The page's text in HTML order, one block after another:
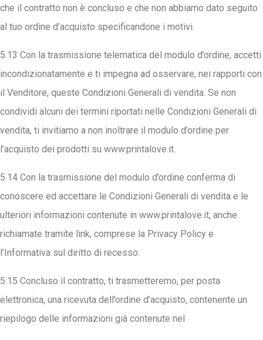
che il contratto non è concluso e che non abbiamo dato seguito
al tuo ordine d’acquisto specificandone i motivi.
5.13 Con la trasmissione telematica del modulo d’ordine, accetti
incondizionatamente e ti impegna ad osservare, nei rapporti con
il Venditore, queste Condizioni Generali di vendita. Se non
condividi alcuni dei termini riportati nelle Condizioni Generali di
vendita, ti invitiamo a non inoltrare il modulo d’ordine per
l’acquisto dei prodotti su www.printalove.it.
5.14 Con la trasmissione del modulo d’ordine conferma di
conoscere ed accettare le Condizioni Generali di vendita e le
ulteriori informazioni contenute in www.printalove.it, anche
richiamate tramite link, comprese la Privacy Policy e
l’Informativa sul diritto di recesso.
5.15 Concluso il contratto, ti trasmetteremo, per posta
elettronica, una ricevuta dell’ordine d’acquisto, contenente un
riepilogo delle informazioni già contenute nel